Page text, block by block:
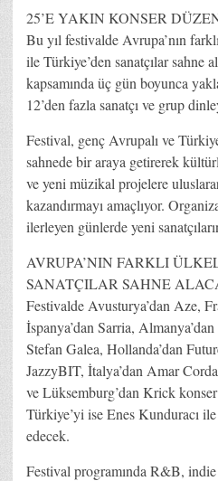
25’E YAKIN KONSER
Bu yıl festivalde Avrupa’nın
ile Türkiye’den sanatçılar sahne
kapsamında üç gün boyunca
12’den fazla sanatçı ve grup
Festival, genç Avrupalı ve
sahnede bir araya getirerek
ve yeni müzikal projelere
kazandırmayı amaçlıyor.
ilerleyen günlerde yeni
AVRUPA’NIN FARKLI
SANATÇILAR SAHNE
Festivalde Avusturya’dan Aze,
İspanya’dan Sarria,
Stefan Galea, Hollanda’dan
JazzyBIT, İtalya’dan Amar
ve Lüksemburg’dan Krick
Türkiye’yi ise Enes Kunduracı
edecek.
Festival programında R&B,